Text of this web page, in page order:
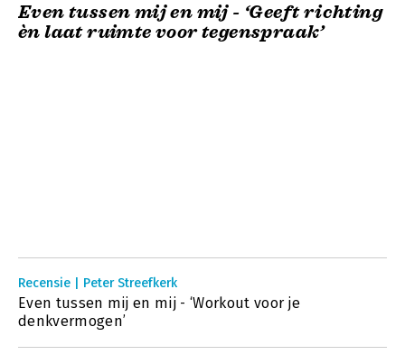
Even tussen mij en mij - ‘Geeft richting
èn laat ruimte voor tegenspraak’
Recensie | Peter Streefkerk
Even tussen mij en mij - ‘Workout voor je
denkvermogen’